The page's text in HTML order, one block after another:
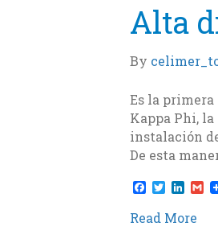
Alta
By
Es la
Kappa Phi,
instalación
De esta
F
a
c
e
T
w
i
t
L
n
k
G
m
Read More